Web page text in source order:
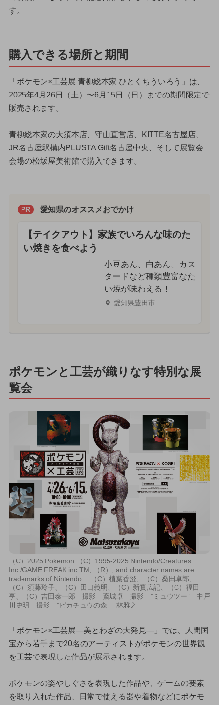
す。
購入できる場所と期間
「ポケモン×工芸展 青柳総本家 ひとくちういろう」は、
2025年4月26日（土）〜6月15日（日）までの期間限定で
販売されます。
青柳総本家の大須本店、守山直営店、KITTE名古屋店、
JR名古屋駅構内PLUSTA Gift名古屋中央、そして展覧会
会場の松坂屋美術館で購入できます。
PR 愛知県のオススメおでかけ
【テイクアウト】家族でいろんな味のた
い焼きを食べよう
小豆あん、白あん、カス
タードなど種類豊富なた
い焼が味わえる！
愛知県豊田市
ポケモンと工芸が織りなす特別な展
覧会
（C）2025 Pokemon.（C）1995-2025 Nintendo/Creatures
Inc./GAME FREAK inc.TM, （R）, and character names are
trademarks of Nintendo. （C）植葉香澄、（C）桑田卓郎、
（C）須藤玲子、（C）田口義明、（C）新實広記、（C）福田
亨、（C）吉田泰一郎 撮影 斎城卓 撮影 ”ミュウツー” 中戸
川史明 撮影 ”ピカチュウの森” 林雅之
「ポケモン×工芸展—美とわざの大発見—」では、人間国
宝から若手まで20名のアーティストがポケモンの世界観
を工芸で表現した作品が展示されます。
ポケモンの姿やしぐさを表現した作品や、ゲームの要素
を取り入れた作品、日常で使える器や着物などにポケモ